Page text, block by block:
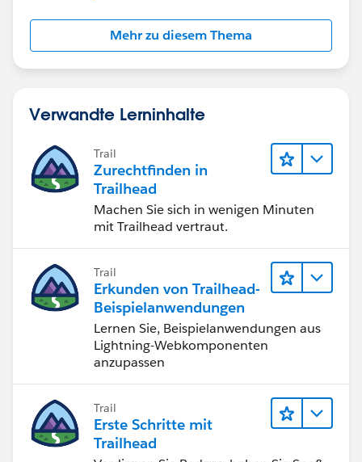
Mehr zu diesem Thema
Verwandte Lerninhalte
Trail
Zurechtfinden in
Trailhead
Machen Sie sich in wenigen Minuten
mit Trailhead vertraut.
Trail
Erkunden von Trailhead-
Beispielanwendungen
Lernen Sie, Beispielanwendungen aus
Lightning-Webkomponenten
anzupassen
Trail
Erste Schritte mit
Trailhead